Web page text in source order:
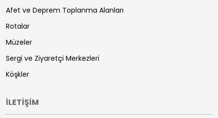
Afet ve Deprem Toplanma Alanları
Rotalar
Müzeler
Sergi ve Ziyaretçi Merkezleri
Köşkler
İLETİŞİM